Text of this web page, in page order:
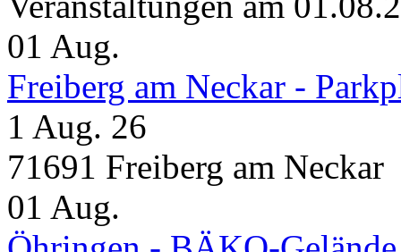
01 Aug.
Freiberg am Neckar -
1 Aug. 26
71691 Freiberg am Neckar
01 Aug.